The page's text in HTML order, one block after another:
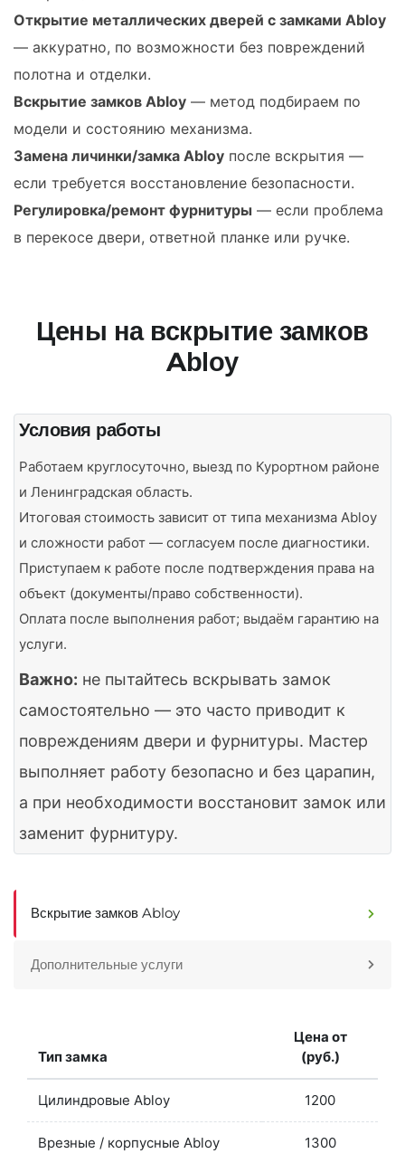
Открытие металлических дверей с замками Abloy
— аккуратно, по возможности без повреждений
полотна и отделки.
Вскрытие замков Abloy — метод подбираем по
модели и состоянию механизма.
Замена личинки/замка Abloy после вскрытия —
если требуется восстановление безопасности.
Регулировка/ремонт фурнитуры — если проблема
в перекосе двери, ответной планке или ручке.
Цены на вскрытие замков
Abloy
Условия работы
Работаем круглосуточно, выезд по Курортном районе
и Ленинградская область.
Итоговая стоимость зависит от типа механизма Abloy
и сложности работ — согласуем после диагностики.
Приступаем к работе после подтверждения права на
объект (документы/право собственности).
Оплата после выполнения работ; выдаём гарантию на
услуги.
Важно: не пытайтесь вскрывать замок
самостоятельно — это часто приводит к
повреждениям двери и фурнитуры. Мастер
выполняет работу безопасно и без царапин,
а при необходимости восстановит замок или
заменит фурнитуру.
Вскрытие замков Abloy
Дополнительные услуги
Тип замка
Цена от
(руб.)
Цилиндровые Abloy 1200
Врезные / корпусные Abloy 1300